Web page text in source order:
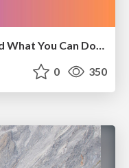
Why Your Marketing Sucks and What You Can Do About It - Sophie Logan
0 350